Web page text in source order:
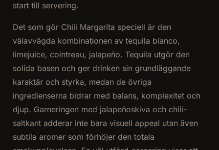
start till servering.
Det som gör Chili Margarita speciell är den
välavvägda kombinationen av tequila blanco,
limejuice, cointreau, jalapeño. Tequila utgör den
solida basen och ger drinken sin grundläggande
karaktär och styrka, medan de övriga
ingredienserna bidrar med balans, komplexitet och
djup. Garneringen med jalapeñoskiva och chili-
saltkant adderar inte bara visuell appeal utan även
subtila aromer som förhöjer den totala